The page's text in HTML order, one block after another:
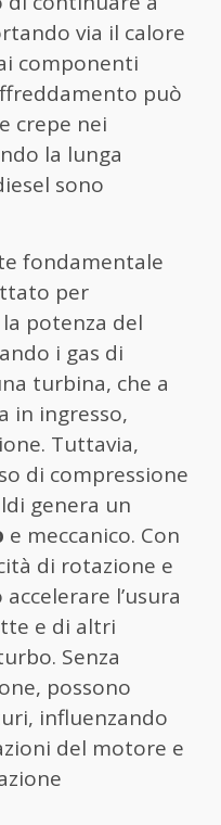
via il calore
componenti
può
crepe nei
la lunga
sono
fondamentale
per
potenza del
i gas di
turbina, che a
in ingresso,
Tuttavia,
di compressione
genera un
e meccanico. Con
di rotazione e
l’usura
e di altri
Senza
possono
influenzando
del motore e